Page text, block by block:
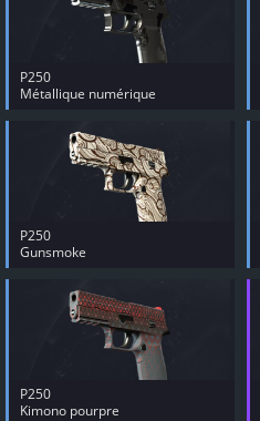
P250
Métallique numérique
P250
Gunsmoke
P250
Kimono pourpre